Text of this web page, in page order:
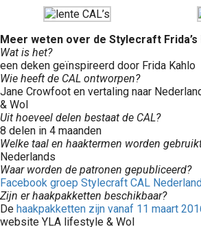
Meer weten over de Stylecraft Frida’s
Wat is het?
een deken geïnspireerd door Frida Kahlo
Wie heeft de CAL ontworpen?
Jane Crowfoot en vertaling naar
& Wol
Uit hoeveel delen bestaat de CAL?
8 delen in 4 maanden
Welke taal en haaktermen worden
Nederlands
Waar worden de patronen gepubliceerd?
Facebook groep Stylecraft CAL
Zijn er haakpakketten beschikbaar?
De haakpakketten zijn vanaf 11 maart
website YLA lifestyle & Wol